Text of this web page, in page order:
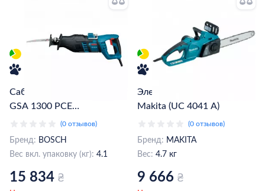
Сабельная пила BOSCH
GSA 1300 PCE
(0.601.64E.200)(0 отзывов)
Бренд: BOSCH
Вес вкл. упаковку (кг): 4.1
15 834 ₴
Электропила цепная
Makita (UC 4041 A)
(0 отзывов)
Бренд: MAKITA
Вес: 4.7 кг
9 666 ₴